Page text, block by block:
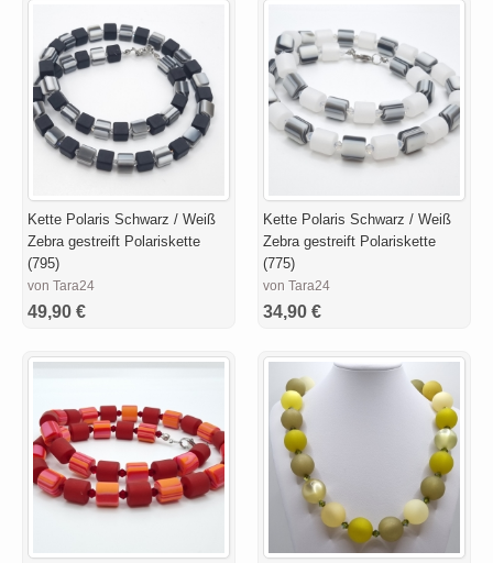
Kette Polaris Schwarz / Weiß
Zebra gestreift Polariskette
(795)
von Tara24
49,90 €
Kette Polaris Schwarz / Weiß
Zebra gestreift Polariskette
(775)
von Tara24
34,90 €